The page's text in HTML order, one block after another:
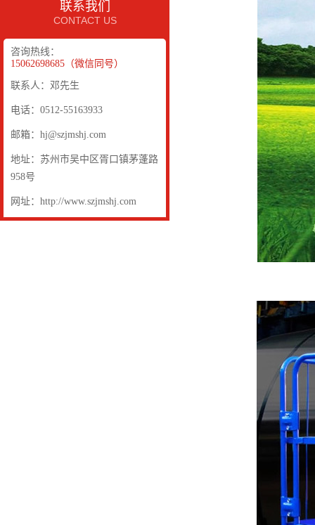
联系我们
CONTACT US
咨询热线：
15062698685（微信同号）
联系人：邓先生
电话：0512-55163933
邮箱：hj@szjmshj.com
地址：苏州市吴中区胥口镇茅蓬路
958号
网址：http://www.szjmshj.com